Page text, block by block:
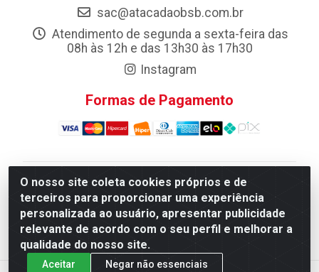
O nosso site coleta cookies próprios e de
terceiros para proporcionar uma experiência
personalizada ao usuário, apresentar publicidade
relevante de acordo com o seu perfil e melhorar a
qualidade do nosso site.
Aceitar Negar não essenciais
sac@atacadaobsb.com.br
Atendimento de segunda a sexta-feira das
08h às 12h e das 13h30 às 17h30
Instagram
Formas de Pagamento
Atacadao da Limpeza F. Pereira Queiroz Comercio e
Distribuicao LTDA - Quadra Qi 10 Lotes 39 e, 41 - Setor
Industrial (Taguatinga), Brasília/DF - CEP 72.135-100 -
CNPJ 13.184.675/0001-80